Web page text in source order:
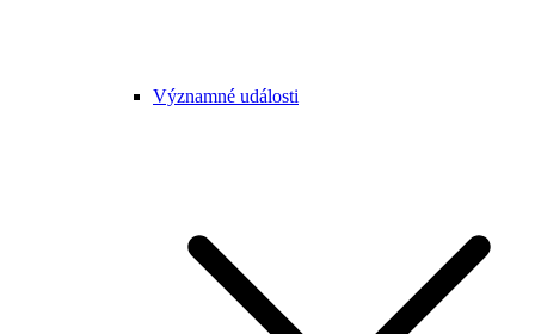
Významné události